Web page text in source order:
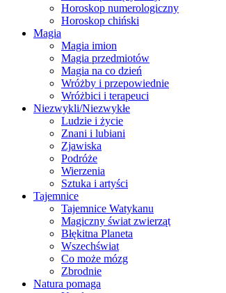
Horoskop numerologiczny
Horoskop chiński
Magia
Magia imion
Magia przedmiotów
Magia na co dzień
Wróżby i przepowiednie
Wróżbici i terapeuci
Niezwykli/Niezwykłe
Ludzie i życie
Znani i lubiani
Zjawiska
Podróże
Wierzenia
Sztuka i artyści
Tajemnice
Tajemnice Watykanu
Magiczny świat zwierząt
Błękitna Planeta
Wszechświat
Co może mózg
Zbrodnie
Natura pomaga